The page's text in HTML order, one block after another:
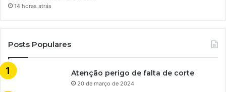
14 horas atrás
Posts Populares
Atenção perigo de falta de corte
20 de março de 2024